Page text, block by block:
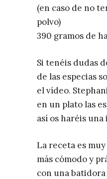
(en caso de no
polvo)
390 gramos de
Si tenéis dudas
de las especias
el vídeo.
en un plato las
así os haréis una
La receta es
más cómodo y
con una